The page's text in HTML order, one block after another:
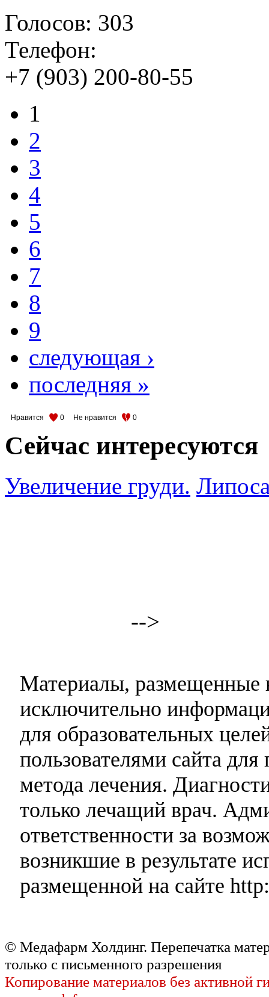
Голосов: 303
Телефон:
+7 (903) 200-80-55
1
2
3
4
5
6
7
8
9
следующая ›
последняя »
Нравится 0 Не нравится 0
Сейчас интересуются
Увеличение груди.
-->
Материалы, размещенные
исключительно
для образовательных
пользователями сайта
метода лечения.
только лечащий врач.
ответственности за
возникшие в результате
размещенной на сайте
© Медафарм Холдинг. Перепечатка
только с письменного разрешения
Копирование материалов без активной